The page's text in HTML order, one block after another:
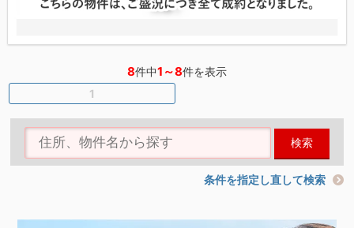
8件中1～8件を表示
1
検索
条件を指定し直して検索